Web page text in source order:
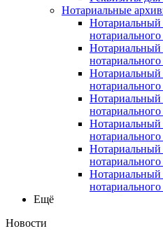
Нотариальные
Нотариальный
нотариального
Нотариальный
нотариального
Нотариальный
нотариального
Нотариальный
нотариального
Нотариальный
нотариального
Нотариальный
нотариального
Нотариальный
нотариального
Ещё
Новости